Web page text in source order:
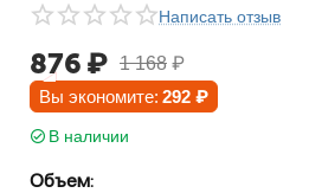
Написать отзыв
876 ₽ 1 168 ₽
Вы экономите: 292 ₽
В наличии
Объем: